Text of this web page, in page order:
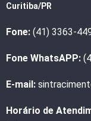
Curitiba/PR
Fone: (41) 3363-
Fone WhatsAPP:
E-mail:
Horário de